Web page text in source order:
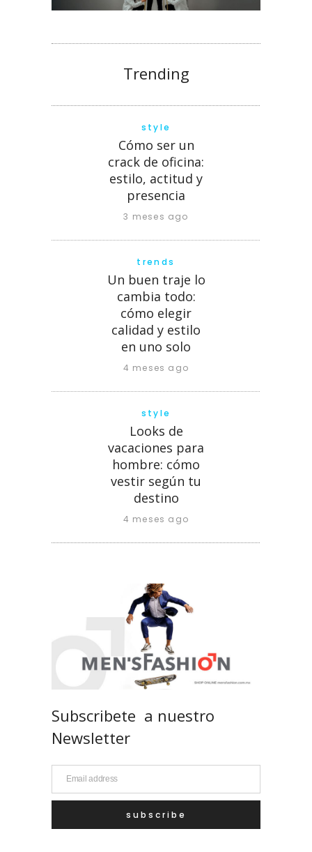
Trending
style
Cómo ser un
crack de oficina:
estilo, actitud y
presencia
3 meses ago
trends
Un buen traje lo
cambia todo:
cómo elegir
calidad y estilo
en uno solo
4 meses ago
style
Looks de
vacaciones para
hombre: cómo
vestir según tu
destino
4 meses ago
Subscribete a nuestro
Newsletter